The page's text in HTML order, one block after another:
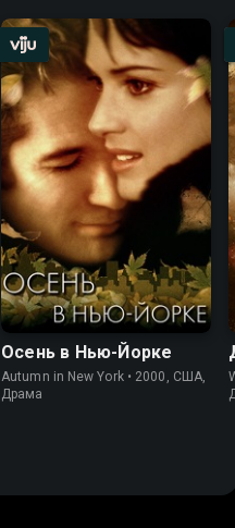
Осень в Нью-Йорке
Autumn in New York • 2000, США,
Драма